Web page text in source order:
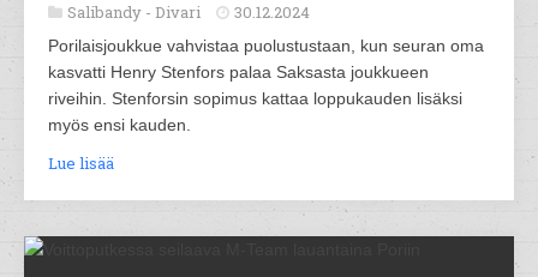
Salibandy - Divari 30.12.2024
Porilaisjoukkue vahvistaa puolustustaan, kun seuran oma
kasvatti Henry Stenfors palaa Saksasta joukkueen
riveihin. Stenforsin sopimus kattaa loppukauden lisäksi
myös ensi kauden.
Lue lisää